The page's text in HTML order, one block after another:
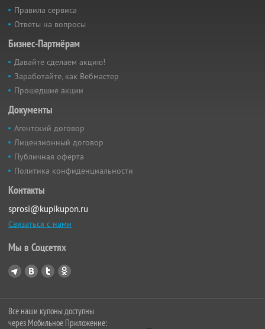
Правила сервиса
Ответы на вопросы
Бизнес-Партнёрам
Давайте сделаем акцию!
Заработайте, как Вебмастер
Прошедшие акции
Документы
Агентский договор
Лицензионный договор
Публичная оферта
Политика конфиденциальности
Контакты
sprosi@kupikupon.ru
Связаться с нами
Мы в Соцсетях
Все наши купоны доступны
через Мобильное Приложение: